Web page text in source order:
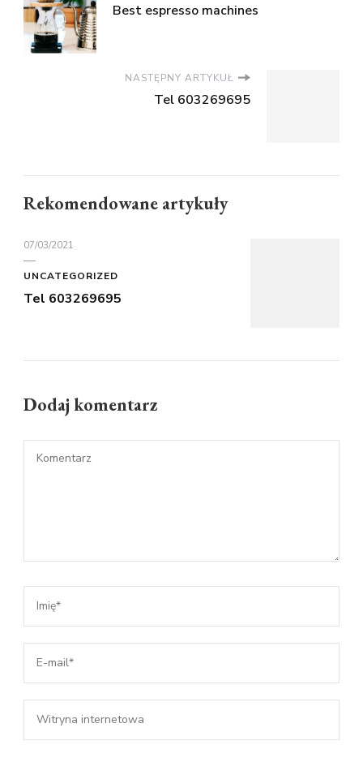
Best espresso machines
NASTĘPNY ARTYKUŁ
Tel 603269695
Rekomendowane artykuły
07/03/2021
UNCATEGORIZED
Tel 603269695
Dodaj komentarz